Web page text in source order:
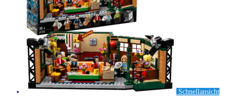
Schnellansicht